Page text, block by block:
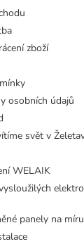
zboží
osobních údajů
svět v
WELAIK
panely na míru